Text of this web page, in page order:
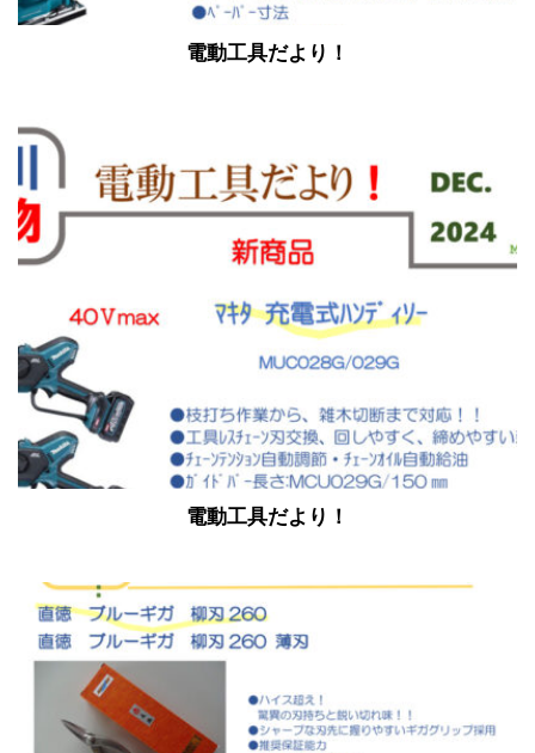
電動工具だより！
電動工具だより！